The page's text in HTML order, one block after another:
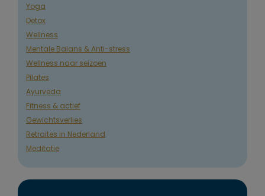
Yoga
Detox
Wellness
Mentale Balans & Anti-stress
Wellness naar seizoen
Pilates
Ayurveda
Fitness & actief
Gewichtsverlies
Retraites in Nederland
Meditatie